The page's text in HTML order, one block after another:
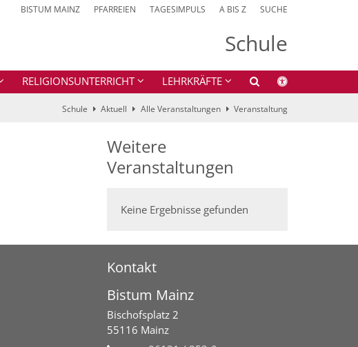
BISTUM MAINZ PFARREIEN TAGESIMPULS A BIS Z SUCHE
Schule
RELIGIONSUNTERRICHT LEHRKRÄFTE
Schule Aktuell Alle Veranstaltungen Veranstaltung
Weitere
Veranstaltungen
Keine Ergebnisse gefunden
Kontakt
Bistum Mainz
Bischofsplatz 2
55116 Mainz